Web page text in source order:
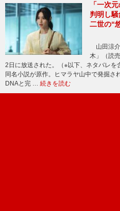
「一次
判明し
二世の“
山田涼介
木」（読
2日に放送された。（※以下、ネタバレ
同名小説が原作。ヒマラヤ山中で発掘
DNAと完 … 続きを読む